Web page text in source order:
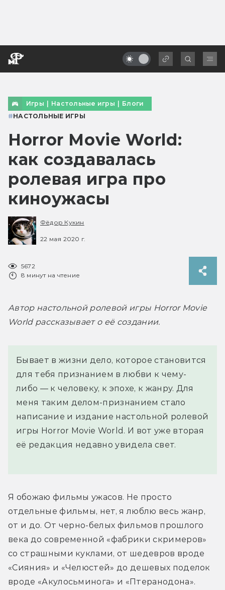
Игры | Настольные игры | Блоги
#НАСТОЛЬНЫЕ ИГРЫ
Horror Movie World:
как создавалась
ролевая игра про
киноужасы
Фёдор Кукин
22 мая 2020 г.
5672
8 минут на чтение
Автор настольной ролевой игры Horror Movie
World рассказывает о её создании.
Бывает в жизни дело, которое становится
для тебя признанием в любви к чему-
либо — к человеку, к эпохе, к жанру. Для
меня таким делом-признанием стало
написание и издание настольной ролевой
игры Horror Movie World. И вот уже вторая
её редакция недавно увидела свет.
Я обожаю фильмы ужасов. Не просто
отдельные фильмы, нет, я люблю весь жанр,
от и до. От черно-белых фильмов прошлого
века до современной «фабрики скримеров»
со страшными куклами, от шедевров вроде
«Сияния» и «Челюстей» до дешевых поделок
вроде «Акулосьминога» и «Птеранодона».